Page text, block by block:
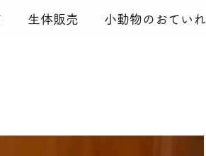
生体販売 小動物のおていれ